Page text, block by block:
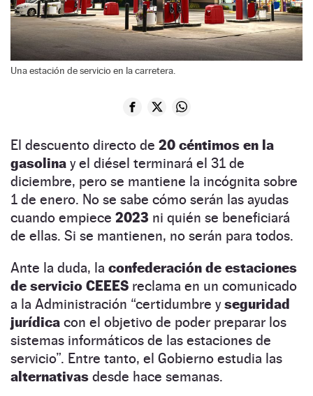
Una estación de servicio en la carretera.
El descuento directo de 20 céntimos en la
gasolina y el diésel terminará el 31 de
diciembre, pero se mantiene la incógnita sobre
1 de enero. No se sabe cómo serán las ayudas
cuando empiece 2023 ni quién se beneficiará
de ellas. Si se mantienen, no serán para todos.
Ante la duda, la confederación de estaciones
de servicio CEEES reclama en un comunicado
a la Administración “certidumbre yseguridad
jurídica con el objetivo de poder preparar los
sistemas informáticos de las estaciones de
servicio”. Entre tanto, el Gobierno estudia las
alternativas desde hace semanas.